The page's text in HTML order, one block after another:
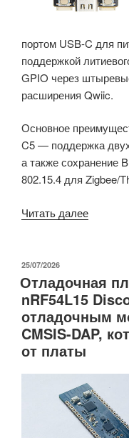
портом USB-C для
поддержкой
GPIO через
расширения Qwiic.
Основное
C5 — поддержка
а также сохранение
802.15.4 для Zigbee/
Читать далее«Плата
C5
1.9-
и
ОПУБЛИКОВАНО
25/07/2026
Отладочная
nRF54L15
отладочным
CMSIS-DAP,
от платы